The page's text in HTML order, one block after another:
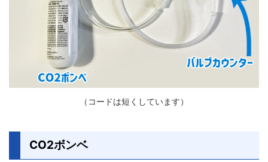
（コードは短くしています）
CO2ボンベ